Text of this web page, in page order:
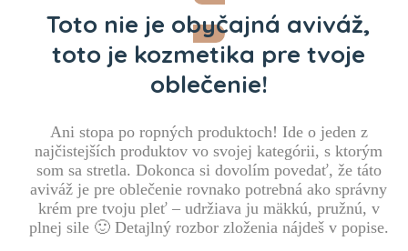
Idem sa na to pozrieť!
Toto nie je obyčajná aviváž,
toto je kozmetika pre tvoje
oblečenie!
Ani stopa po ropných produktoch! Ide o jeden z
najčistejších produktov vo svojej kategórii, s ktorým
som sa stretla. Dokonca si dovolím povedať, že táto
aviváž je pre oblečenie rovnako potrebná ako správny
krém pre tvoju pleť – udržiava ju mäkkú, pružnú, v
plnej sile 🙂 Detajlný rozbor zloženia nájdeš v popise.